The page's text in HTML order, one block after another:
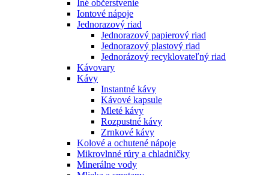
Iné občerstvenie
Iontové nápoje
Jednorazový riad
Jednorazový papierový riad
Jednorazový plastový riad
Jednorázový recyklovateľný riad
Kávovary
Kávy
Instantné kávy
Kávové kapsule
Mleté kávy
Rozpustné kávy
Zrnkové kávy
Kolové a ochutené nápoje
Mikrovlnné rúry a chladničky
Minerálne vody